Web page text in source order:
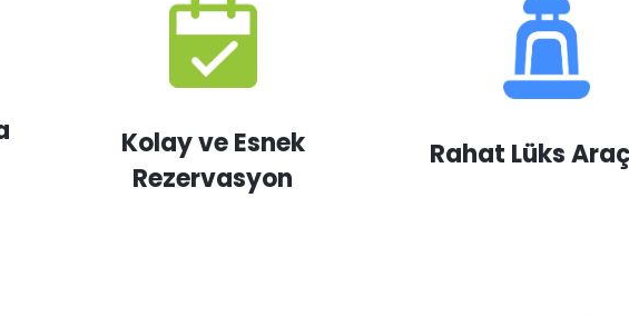
Kolay ve Esnek
Rezervasyon
Rahat Lüks